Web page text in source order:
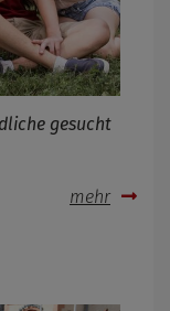
gesucht
mehr